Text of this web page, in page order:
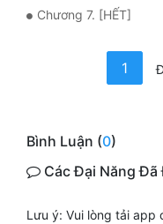
Phương Tây
Sảng Văn
Chương 7. [HẾT]
1
Bình Luận (0)
Các Đại Năng Đã
Lưu ý: Vui lòng tải app